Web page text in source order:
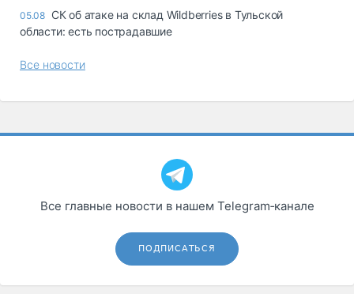
05.08 СК об атаке на склад Wildberries в Тульской
области: есть пострадавшие
Все новости
Все главные новости в нашем Telegram‑канале
ПОДПИСАТЬСЯ